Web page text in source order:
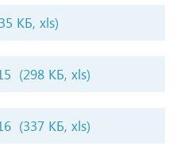
КБ, xls)
(298 КБ, xls)
(337 КБ, xls)